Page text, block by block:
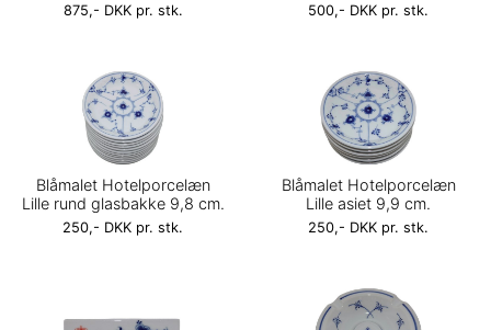
875,- DKK pr. stk. 500,- DKK pr. stk.
Blåmalet Hotelporcelæn
Lille rund glasbakke 9,8 cm.
250,- DKK pr. stk.
Blåmalet Hotelporcelæn
Lille asiet 9,9 cm.
250,- DKK pr. stk.